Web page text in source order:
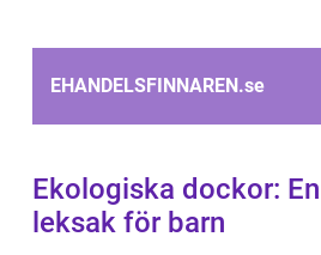
EHANDELSFINNAREN.se
Ekologiska dockor:
leksak för barn